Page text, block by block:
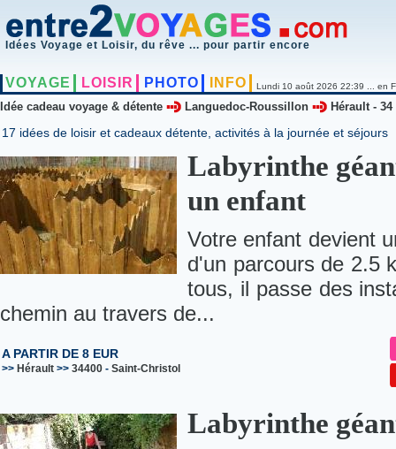
Idées Voyage et Loisir, du rêve ... pour partir encore
VOYAGE LOISIR PHOTO INFO Lundi 10 août 2026 22:39 ... en
Idée cadeau voyage & détente Languedoc-Roussillon Hérault - 34
17 idées de loisir et cadeaux détente, activités à la journée et séjours
Labyrinthe
un enfant
Votre enfant devient
d'un parcours de 2.5
tous, il passe des
chemin au travers de...
A PARTIR DE 8 EUR
>> Hérault >> 34400 - Saint-Christol
Labyrinthe